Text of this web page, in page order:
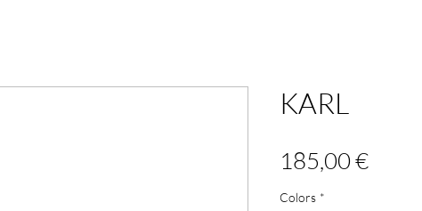
KARL
185,00 €Prezzo
Colors *